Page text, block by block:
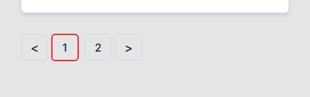
< 1 2 >